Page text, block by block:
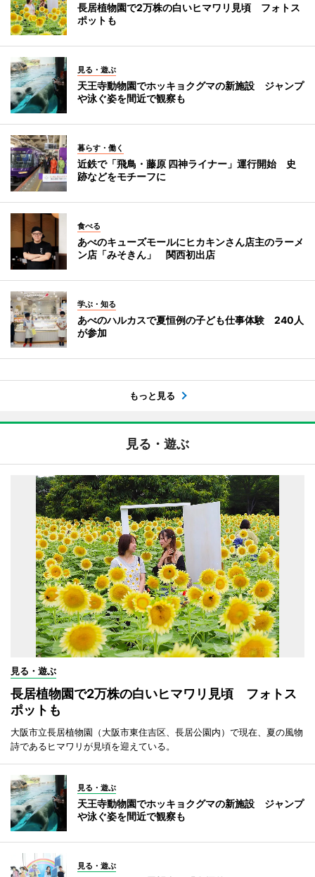
長居植物園で2万株の白いヒマワリ見頃 フォトス
ポットも
見る・遊ぶ
天王寺動物園でホッキョクグマの新施設 ジャンプ
や泳ぐ姿を間近で観察も
暮らす・働く
近鉄で「飛鳥・藤原 四神ライナー」運行開始 史
跡などをモチーフに
食べる
あべのキューズモールにヒカキンさん店主のラーメ
ン店「みそきん」 関西初出店
学ぶ・知る
あべのハルカスで夏恒例の子ども仕事体験 240人
が参加
もっと見る
見る・遊ぶ
見る・遊ぶ
長居植物園で2万株の白いヒマワリ見頃 フォトス
ポットも
大阪市立長居植物園（大阪市東住吉区、長居公園内）で現在、夏の風物
詩であるヒマワリが見頃を迎えている。
見る・遊ぶ
天王寺動物園でホッキョクグマの新施設 ジャンプ
や泳ぐ姿を間近で観察も
見る・遊ぶ